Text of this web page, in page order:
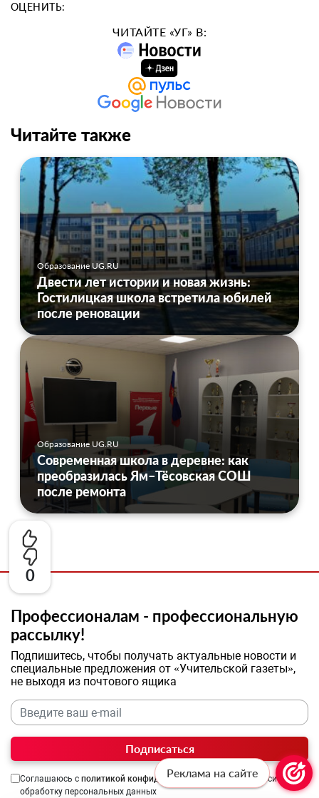
0
ОЦЕНИТЬ:
ЧИТАЙТЕ «УГ» В:
Читайте также
Образование UG.RU
Двести лет истории и новая жизнь:
Гостилицкая школа встретила юбилей
после реновации
Образование UG.RU
Современная школа в деревне: как
преобразилась Ям–Тёсовская СОШ
после ремонта
Профессионалам - профессиональную
рассылку!
Подпишитесь, чтобы получать актуальные новости и
специальные предложения от «Учительской газеты»,
не выходя из почтового ящика
Подписаться
Соглашаюсь с политикой конфиденциальности и даю согласие на
обработку персональных данных
Реклама на сайте